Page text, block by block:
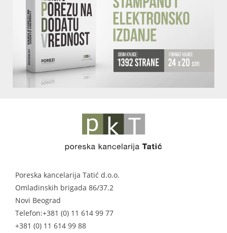
Poreska kancelarija Tatić d.o.o.
Omladinskih brigada 86/37.2
Novi Beograd
Telefon:+381 (0) 11 614 99 77
+381 (0) 11 614 99 88